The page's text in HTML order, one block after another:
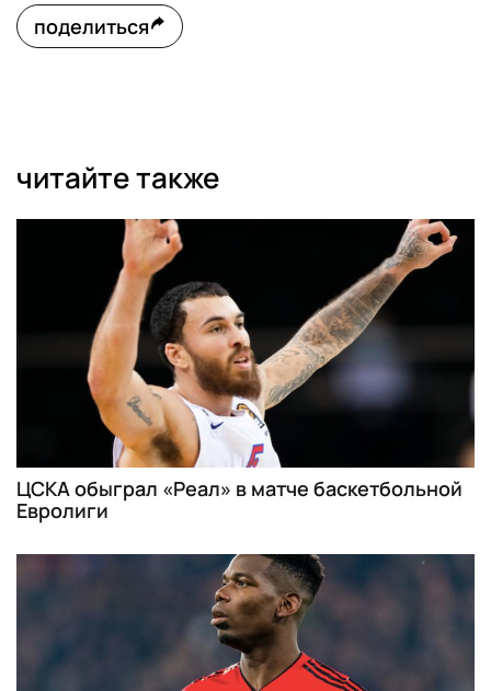
поделиться
читайте также
ЦСКА обыграл «Реал» в матче баскетбольной
Евролиги